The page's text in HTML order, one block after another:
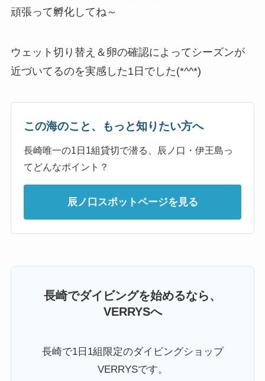
頑張って孵化してね～
ウェット切り替え＆卵の確認によってシーズンが
近づいてるのを実感した1日でした(*^^*)
この海のこと、もっと知りたい方へ
長崎唯一の1日1組貸切で潜る、辰ノ口・伊王島っ
てどんなポイント？
辰ノ口スポットページを見る
長崎でダイビングを始めるなら、
VERRYSへ
長崎で1日1組限定のダイビングショップ
VERRYSです。